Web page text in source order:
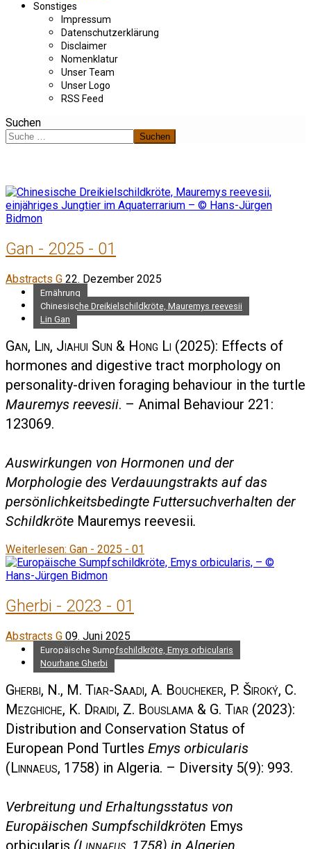
Sonstiges
Impressum
Datenschutzerklärung
Disclaimer
Nomenklatur
Unser Team
Unser Logo
RSS Feed
Suchen
Suchen
Gan - 2025 - 01
Abstracts G 22. Dezember 2025
Ernährung
Chinesische Dreikielschildkröte, Mauremys reevesii
Lin Gan
Gan, Lin, Jiahui Sun & Hong Li (2025): Effects of
hormones and digestive tract morphology on
personality-driven foraging behaviour in the turtle
Mauremys reevesii. – Animal Behaviour 221:
123069.
Auswirkungen von Hormonen und der
Morphologie des Verdauungstrakts auf das
persönlichkeitsbedingte Futtersuchverhalten der
Schildkröte Mauremys reevesii.
Weiterlesen: Gan - 2025 - 01
Gherbi - 2023 - 01
Abstracts G 09. Juni 2025
Europäische Sumpfschildkröte, Emys orbicularis
Nourhane Gherbi
Gherbi, N., M. Tiar-Saadi, A. Boucheker, P. Široký, C.
Mezghiche, K. Draidi, Z. Bouslama & G. Tiar (2023):
Distribution and Conservation Status of
European Pond Turtles Emys orbicularis
(Linnaeus, 1758) in Algeria. – Diversity 5(9): 993.
Verbreitung und Erhaltungsstatus von
Europäischen Sumpfschildkröten Emys